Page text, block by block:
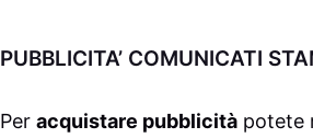
PUBBLICITA’ COMUNICATI
Per acquistare pubblicità potete